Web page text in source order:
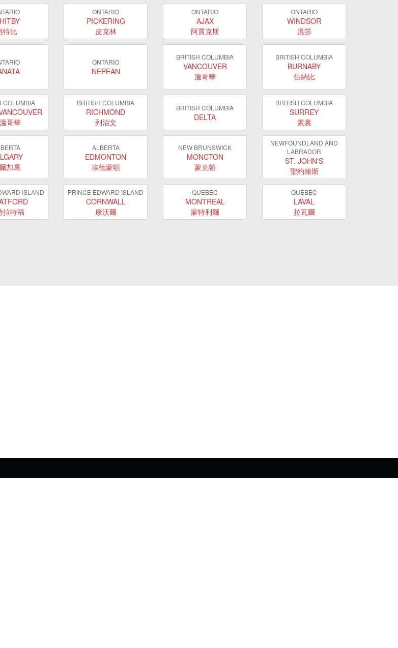
特比
ONTARIO
PICKERING
皮克林
ONTARIO
AJAX
阿賈克斯
ONTARIO
WINDSOR
溫莎
ONTARIO
NEPEAN
BRITISH COLUMBIA
VANCOUVER
溫哥華
BRITISH COLUMBIA
BURNABY
伯納比
COLUMBIA
哥華
BRITISH COLUMBIA
RICHMOND
列治文
BRITISH COLUMBIA
DELTA
BRITISH COLUMBIA
SURREY
素裏
加裏
ALBERTA
EDMONTON
埃德蒙頓
NEW BRUNSWICK
MONCTON
蒙克頓
NEWFOUNDLAND AND
LABRADOR
ST. JOHN'S
聖約翰斯
ISLAND
拉特福
PRINCE EDWARD ISLAND
CORNWALL
康沃爾
QUEBEC
MONTREAL
蒙特利爾
QUEBEC
LAVAL
拉瓦爾